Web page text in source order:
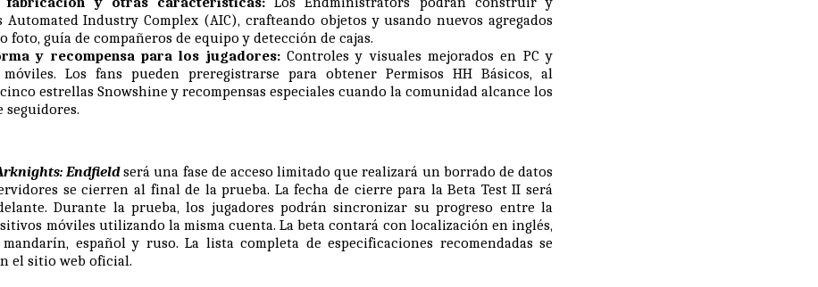
Automated Industry Complex (AIC), crafteando objetos y usando nuevos agregados
foto, guía de compañeros de equipo y detección de cajas.
y recompensa para los jugadores:Controles y visuales mejorados en PC y
Los fans pueden preregistrarse para obtener Permisos HH Básicos, al
estrellas Snowshine y recompensas especiales cuando la comunidad alcance los
seguidores.
Endfieldserá una fase de acceso limitado que realizará un borrado de datos
se cierren al final de la prueba. La fecha de cierre para la Beta Test II será
Durante la prueba, los jugadores podrán sincronizar su progreso entre la
móviles utilizando la misma cuenta. La beta contará con localización en inglés,
mandarín, español y ruso. La lista completa de especificaciones recomendadas se
el sitio web oficial.